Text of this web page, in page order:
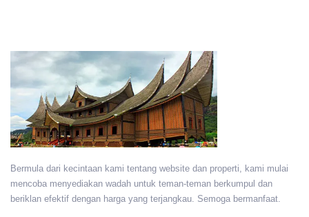
Bermula dari kecintaan kami tentang website dan properti, kami mulai
mencoba menyediakan wadah untuk teman-teman berkumpul dan
beriklan efektif dengan harga yang terjangkau. Semoga bermanfaat.